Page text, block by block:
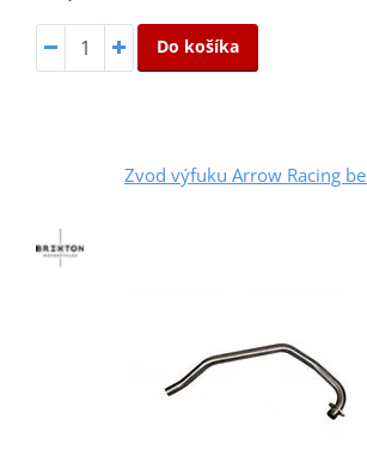
Do košíka
Zvod výfuku Arrow Racing